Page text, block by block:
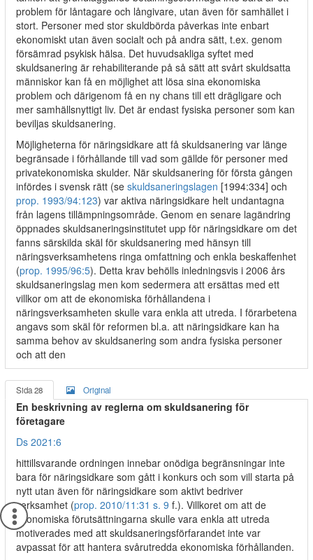
problem för låntagare och långivare, utan även för samhället i
stort. Personer med stor skuldbörda påverkas inte enbart
ekonomiskt utan även socialt och på andra sätt, t.ex. genom
försämrad psykisk hälsa. Det huvudsakliga syftet med
skuldsanering är rehabiliterande på så sätt att svårt skuldsatta
människor kan få en möjlighet att lösa sina ekonomiska
problem och därigenom få en ny chans till ett drägligare och
mer samhällsnyttigt liv. Det är endast fysiska personer som kan
beviljas skuldsanering.
Möjligheterna för näringsidkare att få skuldsanering var länge
begränsade i förhållande till vad som gällde för personer med
privatekonomiska skulder. När skuldsanering för första gången
infördes i svensk rätt (se skuldsaneringslagen [1994:334] och
prop. 1993/94:123) var aktiva näringsidkare helt undantagna
från lagens tillämpningsområde. Genom en senare lagändring
öppnades skuldsaneringsinstitutet upp för näringsidkare om det
fanns särskilda skäl för skuldsanering med hänsyn till
näringsverksamhetens ringa omfattning och enkla beskaffenhet
(prop. 1995/96:5). Detta krav behölls inledningsvis i 2006 års
skuldsaneringslag men kom sedermera att ersättas med ett
villkor om att de ekonomiska förhållandena i
näringsverksamheten skulle vara enkla att utreda. I förarbetena
angavs som skäl för reformen bl.a. att näringsidkare kan ha
samma behov av skuldsanering som andra fysiska personer
och att den
Sida 28 Original
En beskrivning av reglerna om skuldsanering för
företagare
Ds 2021:6
hittillsvarande ordningen innebar onödiga begränsningar inte
bara för näringsidkare som gått i konkurs och som vill starta på
nytt utan även för näringsidkare som aktivt bedriver
verksamhet (prop. 2010/11:31 s. 9 f.). Villkoret om att de
ekonomiska förutsättningarna skulle vara enkla att utreda
motiverades med att skuldsaneringsförfarandet inte var
avpassat för att hantera svårutredda ekonomiska förhållanden.